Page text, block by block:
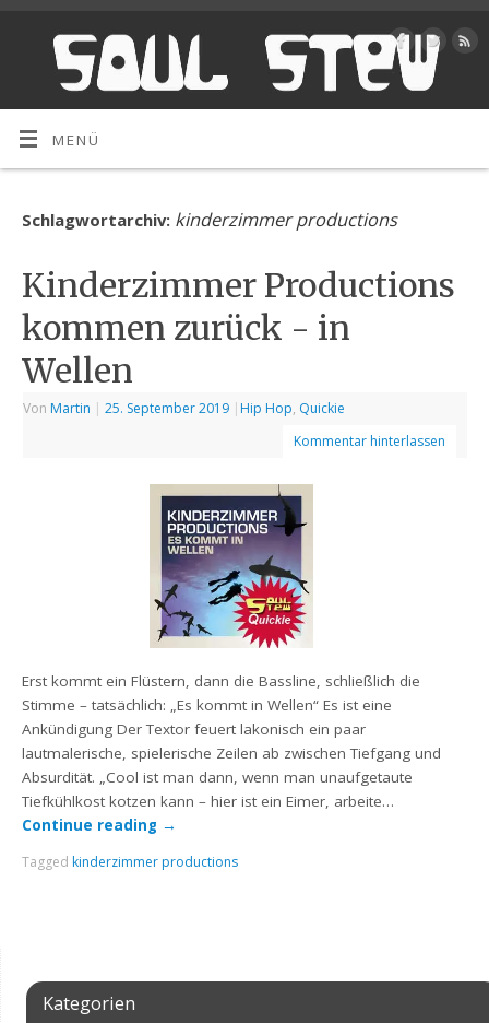
MENÜ
Schlagwortarchiv: kinderzimmer productions
Kinderzimmer Productions
kommen zurück - in
Wellen
Von Martin | 25. September 2019 | Hip Hop, Quickie
Kommentar hinterlassen
Erst kommt ein Flüstern, dann die Bassline, schließlich die
Stimme – tatsächlich: „Es kommt in Wellen“ Es ist eine
Ankündigung Der Textor feuert lakonisch ein paar
lautmalerische, spielerische Zeilen ab zwischen Tiefgang und
Absurdität. „Cool ist man dann, wenn man unaufgetaute
Tiefkühlkost kotzen kann – hier ist ein Eimer, arbeite…
Continue reading →
Tagged kinderzimmer productions
Kategorien